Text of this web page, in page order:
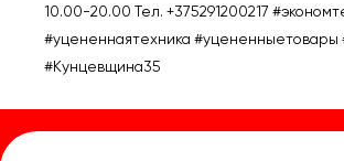
10.00-20.00 Тел. +375291200217
#уцененнаятехника #уцененныетовары
#Кунцевщина35